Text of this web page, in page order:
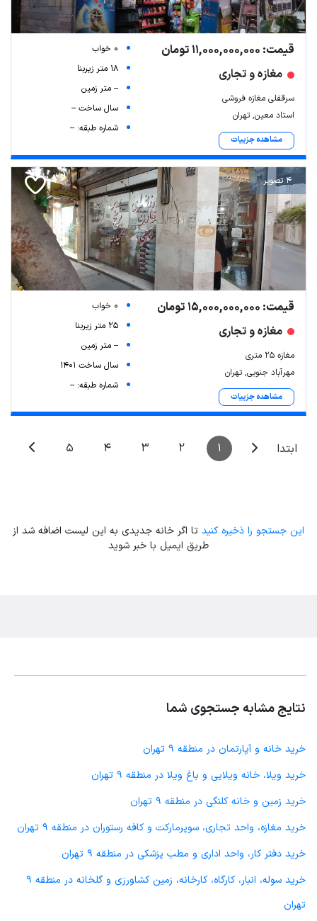
قیمت: 11,000,000,000 تومان
مغازه و تجاری
سرقفلی مغازه فروشی
استاد معین, تهران
مشاهده جزییات
0 خواب
18 متر زیربنا
-- متر زمین
سال ساخت --
شماره طبقه: --
4 تصویر
قیمت: 15,000,000,000 تومان
مغازه و تجاری
مغازه ۲۵ متری
مهرآباد جنوبی, تهران
مشاهده جزییات
0 خواب
25 متر زیربنا
-- متر زمین
سال ساخت 1401
شماره طبقه: --
ابتدا 1
2
3
4
5
این جستجو را ذخیره کنید تا اگر خانه جدیدی به این لیست اضافه شد از
طریق ایمیل با خبر شوید
نتایج مشابه جستجوی شما
خرید خانه و آپارتمان در منطقه 9 تهران
خرید ویلا، خانه ویلایی و باغ ویلا در منطقه 9 تهران
خرید زمین و خانه کلنگی در منطقه 9 تهران
خرید مغازه، واحد تجاری، سوپرمارکت و کافه رستوران در منطقه 9 تهران
خرید دفتر کار، واحد اداری و مطب پزشکی در منطقه 9 تهران
خرید سوله، انبار، کارگاه، کارخانه، زمین کشاورزی و گلخانه در منطقه 9
تهران